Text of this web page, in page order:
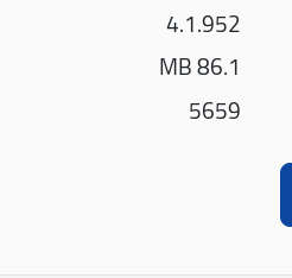
4.1.952
86.1 MB
5659